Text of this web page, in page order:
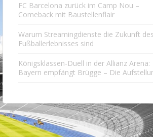
FC Barcelona zurück im Camp Nou –
Comeback mit Baustellenflair
Warum Streamingdienste die Zukunft des
Fußballerlebnisses sind
Königsklassen-Duell in der Allianz Arena:
Bayern empfängt Brügge – Die